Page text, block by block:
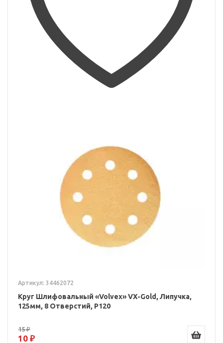
Артикул: 34462072
Круг Шлифовальный «Volvex» VX-Gold, Липучка,
125мм, 8 Отверстий, P120
15 ₽
10 ₽